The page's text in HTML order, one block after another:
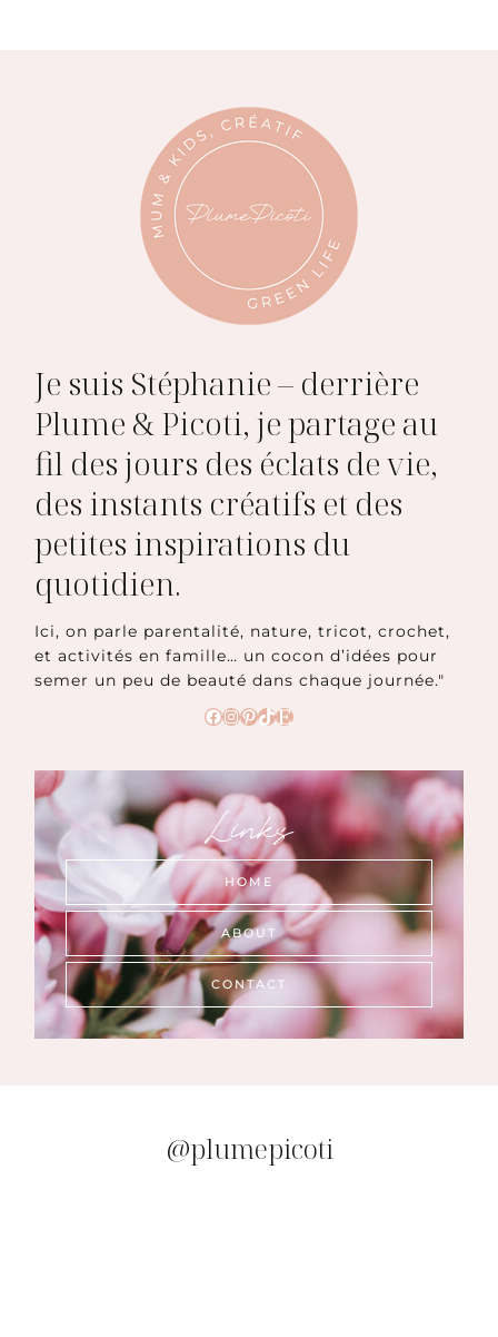
Je suis Stéphanie – derrière
Plume & Picoti, je partage au
fil des jours des éclats de vie,
des instants créatifs et des
petites inspirations du
quotidien.
Ici, on parle parentalité, nature, tricot, crochet,
et activités en famille… un cocon d’idées pour
semer un peu de beauté dans chaque journée."
Facebook
Instagram
Pinterest
TikTok
Etsy
Links
HOME
ABOUT
CONTACT
@plumepicoti